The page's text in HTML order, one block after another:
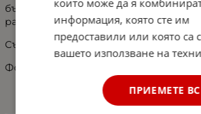
бързо и лесно, в оригиналния корпус
разрушавате оригиналния цокъл.
Съвместим с:
Фолксваген Голф 6; Фолксваген Пасат
информация, която сте им
предоставили или която са
вашето използване на
ПРИЕМЕТЕ